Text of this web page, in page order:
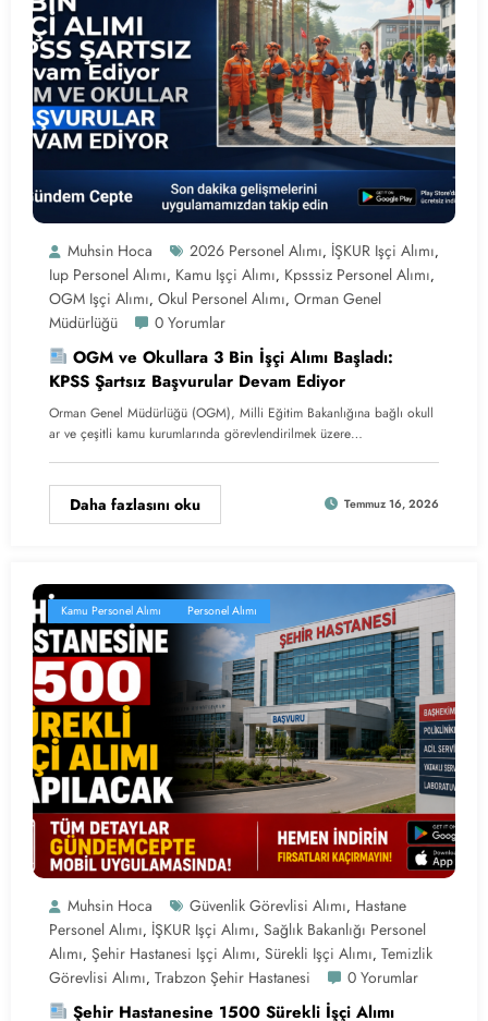
Muhsin Hoca 2026 Personel Alımı, İŞKUR Işçi Alımı,
Iup Personel Alımı, Kamu Işçi Alımı, Kpsssiz Personel Alımı,
OGM Işçi Alımı, Okul Personel Alımı, Orman Genel
Müdürlüğü
0 Yorumlar
OGM ve Okullara 3 Bin İşçi Alımı Başladı:
KPSS Şartsız Başvurular Devam Ediyor
Orman Genel Müdürlüğü (OGM), Milli Eğitim Bakanlığına bağlı okull
ar ve çeşitli kamu kurumlarında görevlendirilmek üzere…
Daha fazlasını oku Temmuz 16, 2026
Kamu Personel Alımı Personel Alımı
Muhsin Hoca Güvenlik Görevlisi Alımı, Hastane
Personel Alımı, İŞKUR Işçi Alımı, Sağlık Bakanlığı Personel
Alımı, Şehir Hastanesi Işçi Alımı, Sürekli Işçi Alımı, Temizlik
Görevlisi Alımı, Trabzon Şehir Hastanesi 0 Yorumlar
Şehir Hastanesine 1500 Sürekli İşçi Alımı